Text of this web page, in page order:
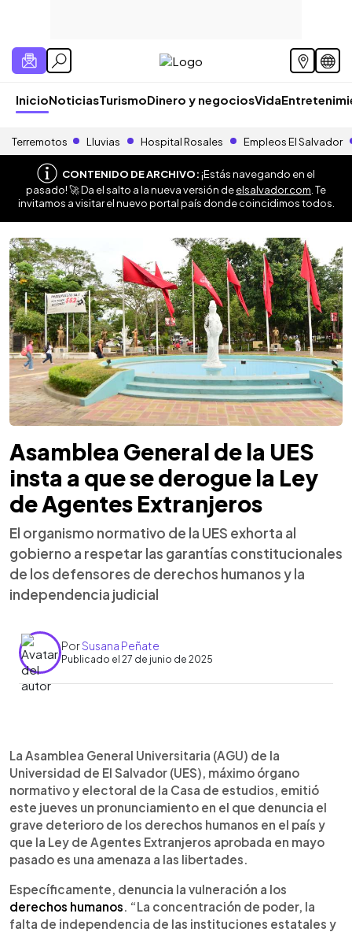
InicioNoticiasTurismoDinero y negociosVida
Terremotos Lluvias Hospital Rosales Empleos El Salvador
CONTENIDO DE ARCHIVO:¡Estás navegando en el
pasado! 🚀 Da el salto a la nueva versión deelsalvador.com . Te
invitamos a visitar el nuevo portal país donde coincidimos todos.
Asamblea General de la UES
insta a que se derogue la Ley
de Agentes Extranjeros
El organismo normativo de la UES exhorta al
gobierno a respetar las garantías constitucionales
de los defensores de derechos humanos y la
independencia judicial
PorSusana Peñate
Publicado el 27 de junio de 2025
► Escuchar artículo
La Asamblea General Universitaria (AGU) de la
Universidad de El Salvador (UES), máximo órgano
normativo y electoral de la Casa de estudios, emitió
este jueves un pronunciamiento en el que denuncia el
grave deterioro de los derechos humanos en el país y
que la Ley de Agentes Extranjeros aprobada en mayo
pasado es una amenaza a las libertades.
Específicamente, denuncia la vulneración a los
derechos humanos . “La concentración de poder, la
falta de independencia de las instituciones estatales y